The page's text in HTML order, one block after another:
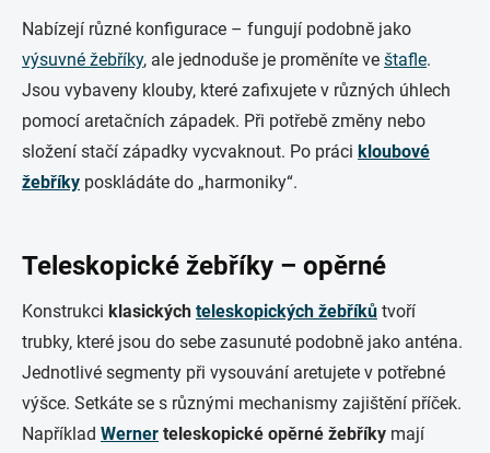
Nabízejí různé konfigurace – fungují podobně jako
výsuvné žebříky, ale jednoduše je proměníte ve štafle.
Jsou vybaveny klouby, které zafixujete v různých úhlech
pomocí aretačních západek. Při potřebě změny nebo
složení stačí západky vycvaknout. Po práci kloubové
žebříky poskládáte do „harmoniky“.
Teleskopické žebříky – opěrné
Konstrukci klasických teleskopických žebříků tvoří
trubky, které jsou do sebe zasunuté podobně jako anténa.
Jednotlivé segmenty při vysouvání aretujete v potřebné
výšce. Setkáte se s různými mechanismy zajištění příček.
Například Werner teleskopické opěrné žebříky mají